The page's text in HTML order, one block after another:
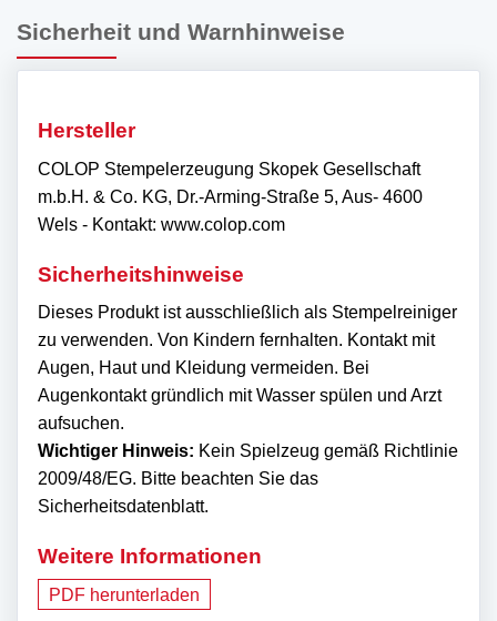
Sicherheit und Warnhinweise
Hersteller
COLOP Stempelerzeugung Skopek Gesellschaft
m.b.H. & Co. KG, Dr.-Arming-Straße 5, Aus- 4600
Wels - Kontakt: www.colop.com
Sicherheitshinweise
Dieses Produkt ist ausschließlich als Stempelreiniger
zu verwenden. Von Kindern fernhalten. Kontakt mit
Augen, Haut und Kleidung vermeiden. Bei
Augenkontakt gründlich mit Wasser spülen und Arzt
aufsuchen.
Wichtiger Hinweis: Kein Spielzeug gemäß Richtlinie
2009/48/EG. Bitte beachten Sie das
Sicherheitsdatenblatt.
Weitere Informationen
PDF herunterladen